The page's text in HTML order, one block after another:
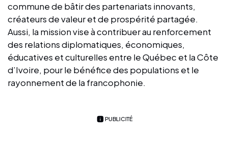
commune de bâtir des partenariats innovants,
créateurs de valeur et de prospérité partagée.
Aussi, la mission vise à contribuer au renforcement
des relations diplomatiques, économiques,
éducatives et culturelles entre le Québec et la Côte
d’Ivoire, pour le bénéfice des populations et le
rayonnement de la francophonie.
PUBLICITÉ